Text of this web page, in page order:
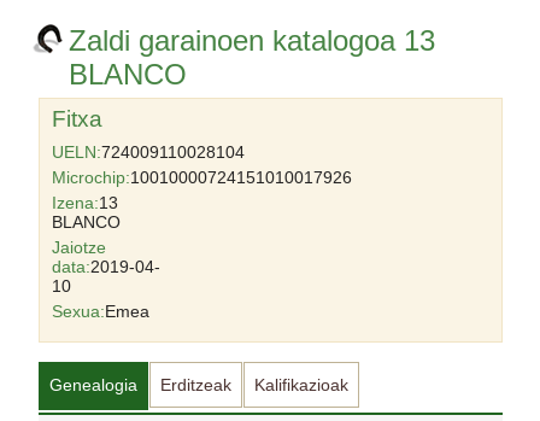
Zaldi garainoen katalogoa 13
BLANCO
Fitxa
UELN:724009110028104
Microchip:10010000724151010017926
Izena:13
BLANCO
Jaiotze
data:2019-04-
10
Sexua:Emea
Genealogia Erditzeak Kalifikazioak